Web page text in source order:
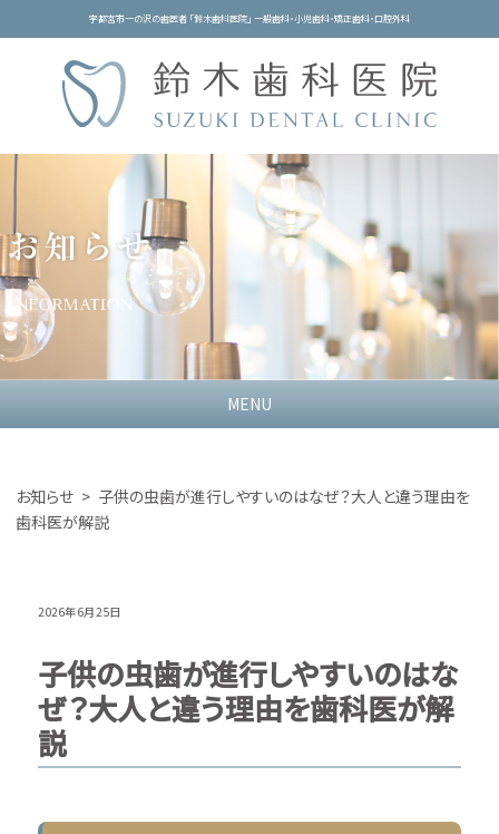
宇都宮市一の沢の歯医者 「鈴木歯科医院」 一般歯科・小児歯科・矯正歯科・口腔外科
MENU
お知らせ
子供の虫歯が進行しやすいのはなぜ？大人と違う理由を
歯科医が解説
2026年6月25日
子供の虫歯が進行しやすいのはな
ぜ？大人と違う理由を歯科医が解
説